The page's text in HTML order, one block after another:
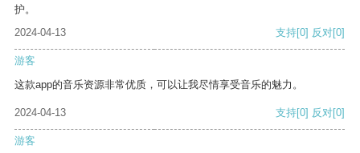
护。
2024-04-13
支持[0] 反对[0]
游客
这款app的音乐资源非常优质，可以让我尽情享受音乐的魅力。
2024-04-13 支持[0] 反对[0]
游客